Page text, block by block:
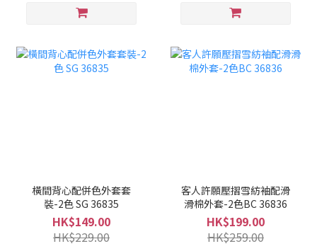
橫間背心配併色外套套
裝-2色 SG 36835
HK$149.00
HK$229.00
客人許願壓摺雪紡袖配滑
滑棉外套-2色BC 36836
HK$199.00
HK$259.00